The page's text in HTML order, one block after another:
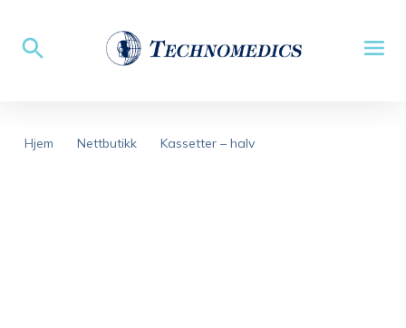
Hjem Nettbutikk Kassetter – halv